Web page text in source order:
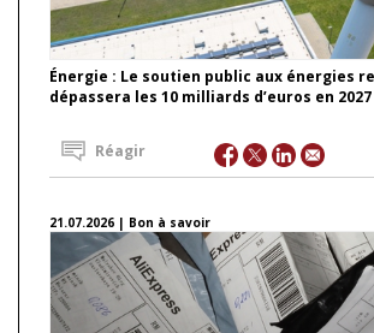
Énergie : Le soutien public aux énergies
dépassera les 10 milliards d’euros en 2027
Réagir
21.07.2026 | Bon à savoir